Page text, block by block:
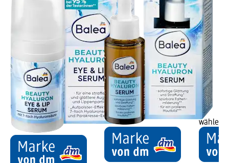
wählen